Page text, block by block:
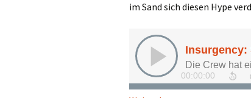
im Sand sich diesen Hype